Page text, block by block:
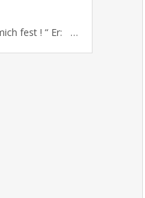
Grauer Garn trifft sich am späten Nachmittag mit weißer Garnele … Sie: “ Es wird gleich dunkel … Halt mich fest ! “ Er: “ Hab keine Angst – ich umgarne Dich … !!!! “ ( 09. Mai 2020 )